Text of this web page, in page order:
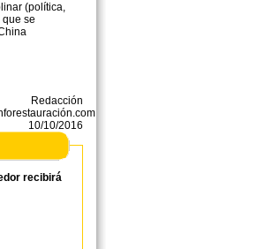
(política,
se
Redacción
10/10/2016
recibirá